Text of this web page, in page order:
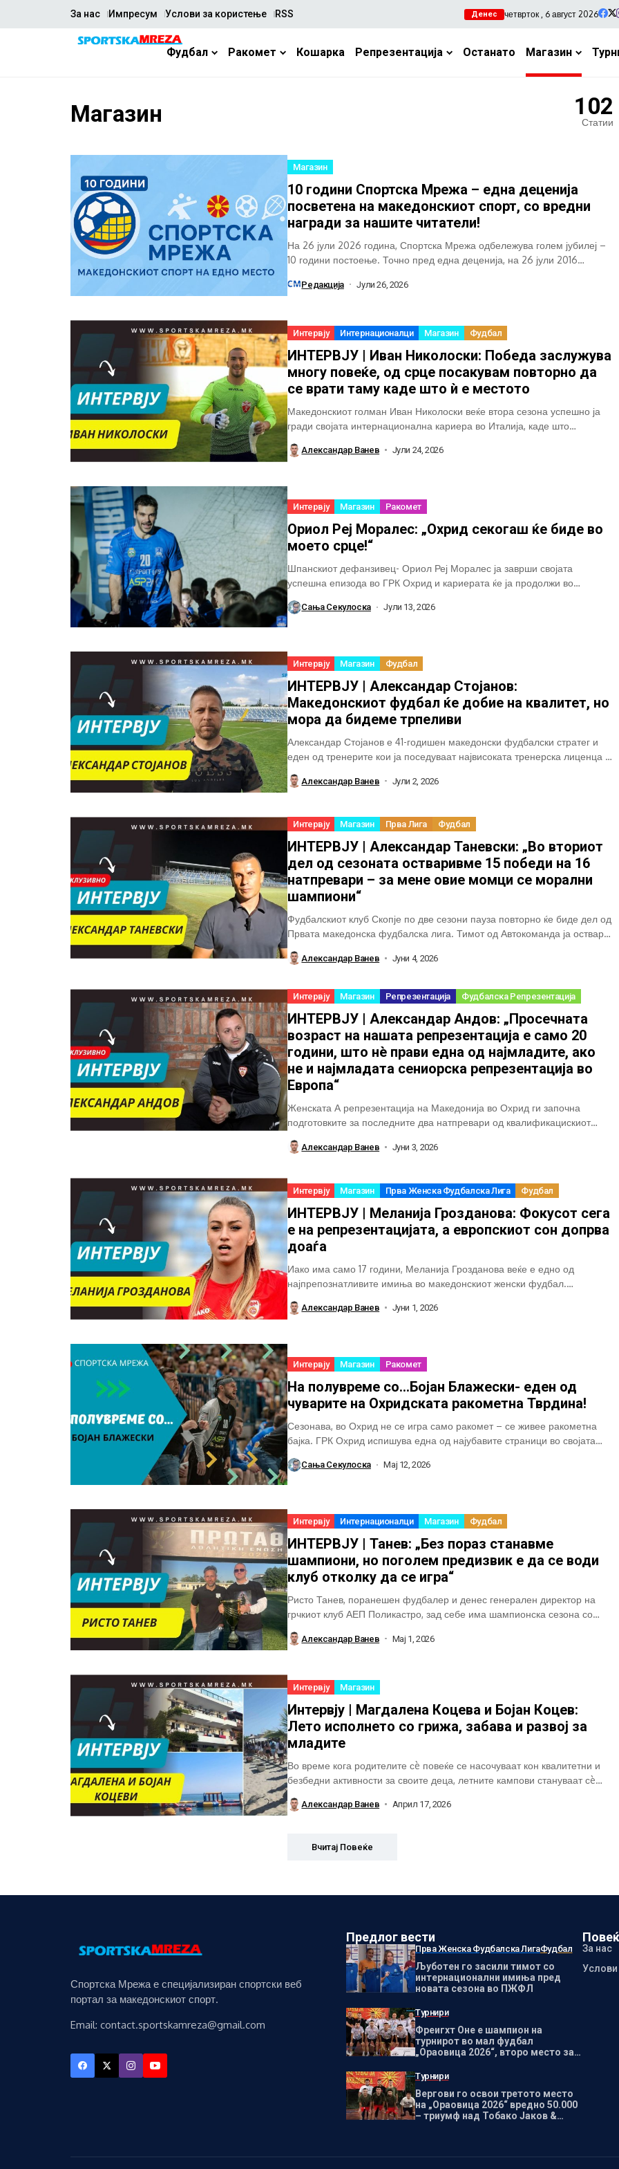
За нас Импресум Услови за користење RSS Денес четврток , 6 август 2026
Фудбал Ракомет Кошарка Репрезентација Останато Магазин
Магазин 102
Статии
Магазин
10 години Спортска Мрежа – една деценија
посветена на македонскиот спорт, со вредни
награди за нашите читатели!
На 26 јули 2026 година, Спортска Мрежа одбележува голем јубилеј –
10 години постоење. Точно пред една деценија, на 26 јули 2016
Редакција Јули 26, 2026
Интервју Интернационалци Магазин Фудбал
ИНТЕРВЈУ | Иван Николоски: Победа заслужува
многу повеќе, од срце посакувам повторно да
се врати таму каде што ѝ е местото
Македонскиот голман Иван Николоски веќе втора сезона успешно ја
гради својата интернационална кариера во Италија, каде што
Александар Ванев Јули 24, 2026
Интервју Магазин Ракомет
Ориол Реј Моралес: „Охрид секогаш ќе биде во
моето срце!“
Шпанскиот дефанзивец- Ориол Реј Моралес ја заврши својата
успешна епизода во ГРК Охрид и кариерата ќе ја продолжи во
Сања Секулоска Јули 13, 2026
Интервју Магазин Фудбал
ИНТЕРВЈУ | Александар Стојанов:
Македонскиот фудбал ќе добие на квалитет, но
мора да бидеме трпеливи
Александар Стојанов е 41-годишен македонски фудбалски стратег и
еден од тренерите кои ја поседуваат највисоката тренерска лиценца –
Александар Ванев Јули 2, 2026
Интервју Магазин Прва Лига Фудбал
ИНТЕРВЈУ | Александар Таневски: „Во вториот
дел од сезоната остваривме 15 победи на 16
натпревари – за мене овие момци се морални
шампиони“
Фудбалскиот клуб Скопје по две сезони пауза повторно ќе биде дел од
Првата македонска фудбалска лига. Тимот од Автокоманда ја оствари
Александар Ванев Јуни 4, 2026
Интервју Магазин Репрезентација Фудбалска Репрезентација
ИНТЕРВЈУ | Александар Андов: „Просечната
возраст на нашата репрезентација е само 20
години, што нè прави една од најмладите, ако
не и најмладата сениорска репрезентација во
Европа“
Женската А репрезентација на Македонија во Охрид ги започна
подготовките за последните два натпревари од квалификацискиот
Александар Ванев Јуни 3, 2026
Интервју Магазин Прва Женска Фудбалска Лига Фудбал
ИНТЕРВЈУ | Меланија Грозданова: Фокусот сега
е на репрезентацијата, а европскиот сон допрва
доаѓа
Иако има само 17 години, Меланија Грозданова веќе е едно од
најпрепознатливите имиња во македонскиот женски фудбал.
Александар Ванев Јуни 1, 2026
Интервју Магазин Ракомет
На полувреме со…Бојан Блажески- еден од
чуварите на Охридската ракометна Тврдина!
Сезонава, во Охрид не се игра само ракомет – се живее ракометна
бајка. ГРК Охрид испишува една од најубавите страници во својата
Сања Секулоска Мај 12, 2026
Интервју Интернационалци Магазин Фудбал
ИНТЕРВЈУ | Танев: „Без пораз станавме
шампиони, но поголем предизвик е да се води
клуб отколку да се игра“
Ристо Танев, поранешен фудбалер и денес генерален директор на
грчкиот клуб АЕП Поликастро, зад себе има шампионска сезона со
Александар Ванев Мај 1, 2026
Интервју Магазин
Интервју | Магдалена Коцева и Бојан Коцев:
Лето исполнето со грижа, забава и развој за
младите
Во време кога родителите сè повеќе се насочуваат кон квалитетни и
безбедни активности за своите деца, летните кампови стануваат сè
Александар Ванев Април 17, 2026
Вчитај Повеќе
Спортска Мрежа е специјализиран спортски веб
портал за македонскиот спорт.
Email: contact.sportskamreza@gmail.com
Предлог вести
Прва Женска Фудбалска ЛигаФудбал
Љуботен го засили тимот со
интернационални имиња пред
новата сезона во ПЖФЛ
Турнири
Фреигхт Оне е шампион на
турнирот во мал фудбал
„Ораовица 2026“, второ место за
Турнири
Вергови го освои третото место
на „Ораовица 2026“ вредно 50.000
– триумф над Тобако Јаков &
За нас
Услови